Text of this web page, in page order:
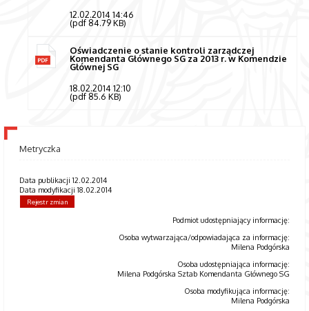
12.02.2014 14:46
(pdf 84.79 KB)
Oświadczenie o stanie kontroli zarządczej
Komendanta Głównego SG za 2013 r. w Komendzie
Głównej SG
18.02.2014 12:10
(pdf 85.6 KB)
Metryczka
Data publikacji 12.02.2014
Data modyfikacji 18.02.2014
Rejestr zmian
Podmiot udostępniający informację:
Osoba wytwarzająca/odpowiadająca za informację:
Milena Podgórska
Osoba udostępniająca informację:
Milena Podgórska Sztab Komendanta Głównego SG
Osoba modyfikująca informację:
Milena Podgórska